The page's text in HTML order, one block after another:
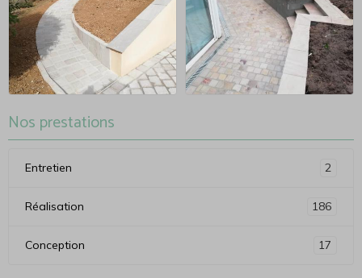
Nos prestations
Entretien 2
Réalisation 186
Conception 17